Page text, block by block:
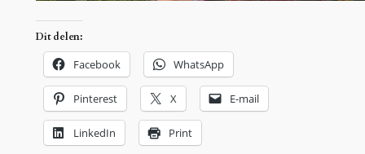
Dit delen:
Facebook WhatsApp
Pinterest X E-mail
LinkedIn Print